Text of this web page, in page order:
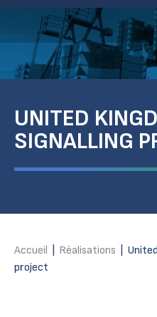
UNITED
SIGNALLING
Accueil Réalisations
project